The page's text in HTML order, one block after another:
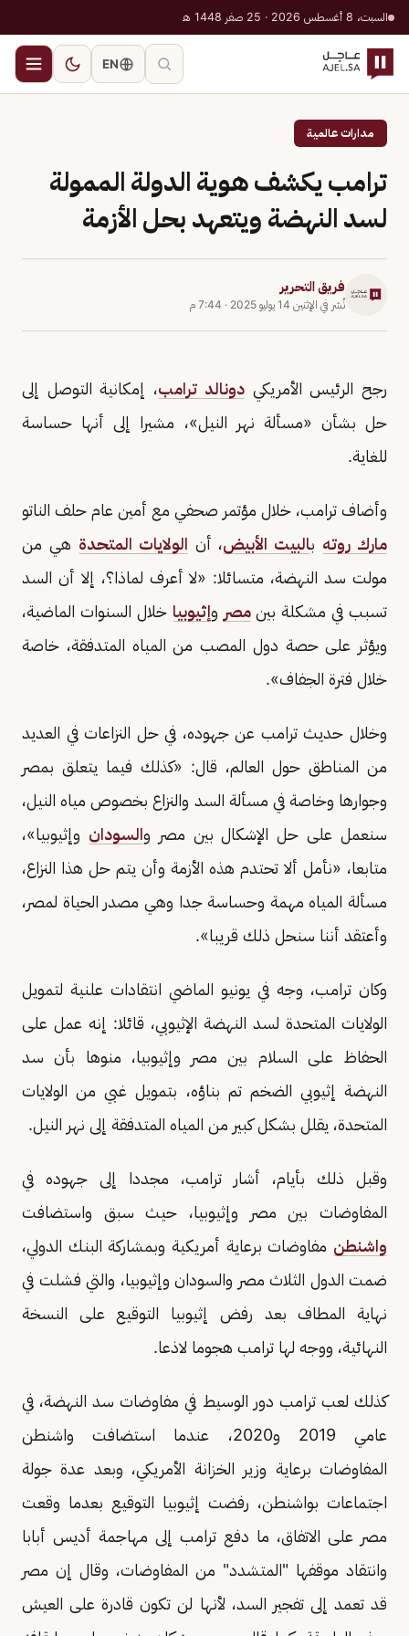
السبت، 8 أغسطس 2026 · 25 صفر 1448 هـ
EN
مدارات عالمية
ترامب يكشف هوية الدولة الممولة
لسد النهضة ويتعهد بحل الأزمة
فريق التحرير
نُشر في الإثنين 14 يوليو 2025 · 7:44 م
رجح الرئيس الأمريكيدونالد ترامب، إمكانية التوصل إلى
حل بشأن «مسألة نهر النيل»، مشيرا إلى أنها حساسة
للغاية.
وأضاف ترامب، خلال مؤتمر صحفي مع أمين عام حلف الناتو
مارك روته بالبيت الأبيض، أن الولايات المتحدة هي من
مولت سد النهضة، متسائلا: «لا أعرف لماذا؟، إلا أن السد
تسبب في مشكلة بينمصر وإثيوبيا خلال السنوات الماضية،
ويؤثر على حصة دول المصب من المياه المتدفقة، خاصة
خلال فترة الجفاف».
وخلال حديث ترامب عن جهوده، في حل النزاعات في العديد
من المناطق حول العالم، قال: «كذلك فيما يتعلق بمصر
وجوارها وخاصة في مسألة السد والنزاع بخصوص مياه النيل،
سنعمل على حل الإشكال بين مصر والسودان وإثيوبيا»،
متابعا، «نأمل ألا تحتدم هذه الأزمة وأن يتم حل هذا النزاع،
مسألة المياه مهمة وحساسة جدا وهي مصدر الحياة لمصر،
وأعتقد أننا سنحل ذلك قريبا».
وكان ترامب، وجه في يونيو الماضي انتقادات علنية لتمويل
الولايات المتحدة لسد النهضة الإثيوبي، قائلا: إنه عمل على
الحفاظ على السلام بين مصر وإثيوبيا، منوها بأن سد
النهضة إثيوبي الضخم تم بناؤه، بتمويل غبي من الولايات
المتحدة، يقلل بشكل كبير من المياه المتدفقة إلى نهر النيل.
وقبل ذلك بأيام، أشار ترامب، مجددا إلى جهوده في
المفاوضات بين مصر وإثيوبيا، حيث سبق واستضافت
واشنطن مفاوضات برعاية أمريكية وبمشاركة البنك الدولي،
ضمت الدول الثلاث مصر والسودان وإثيوبيا، والتي فشلت في
نهاية المطاف بعد رفض إثيوبيا التوقيع على النسخة
النهائية، ووجه لها ترامب هجوما لاذعا.
كذلك لعب ترامب دور الوسيط في مفاوضات سد النهضة، في
عامي 2019 و2020، عندما استضافت واشنطن
المفاوضات برعاية وزير الخزانة الأمريكي، وبعد عدة جولة
اجتماعات بواشنطن، رفضت إثيوبيا التوقيع بعدما وقعت
مصر على الاتفاق، ما دفع ترامب إلى مهاجمة أديس أبابا
وانتقاد موقفها "المتشدد" من المفاوضات، وقال إن مصر
قد تعمد إلى تفجير السد، لأنها لن تكون قادرة على العيش